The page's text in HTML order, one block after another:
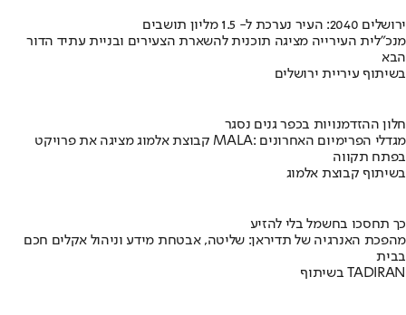
ירושלים 2040: העיר נערכת ל- 1.5 מליון תושבים
מנכ"לית העירייה מציגה תוכנית להשארת הצעירים ובניית עתיד הדור
הבא
בשיתוף עיריית ירושלים
חלון ההזדמנויות בכפר גנים נסגר
קבוצת אלמוג מציגה את פרויקט MALA: מגדלי הפרימיום האחרונים
בפתח תקווה
בשיתוף קבוצת אלמוג
כך תחסכו בחשמל בלי להזיע
מהפכת האנרגיה של תדיראן: שליטה, אבטחת מידע וניהול אקלים חכם
בבית
בשיתוף TADIRAN